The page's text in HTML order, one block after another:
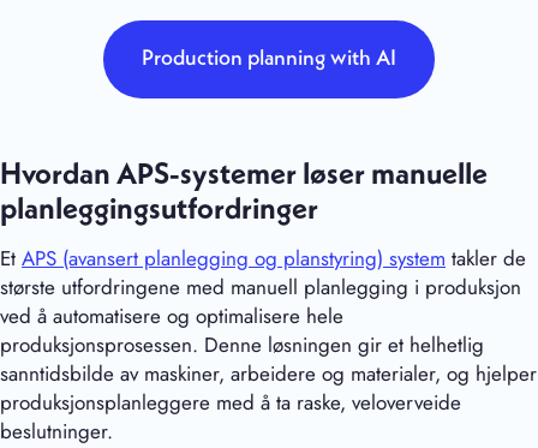
Production planning with AI
Hvordan APS-systemer løser manuelle
planleggingsutfordringer
Et APS (avansert planlegging og planstyring) system takler de
største utfordringene med manuell planlegging i produksjon
ved å automatisere og optimalisere hele
produksjonsprosessen. Denne løsningen gir et helhetlig
sanntidsbilde av maskiner, arbeidere og materialer, og hjelper
produksjonsplanleggere med å ta raske, veloverveide
beslutninger.